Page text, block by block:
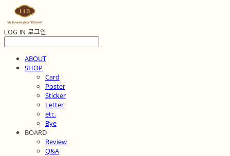
LOG IN 로그인
ABOUT
SHOP
Card
Poster
Sticker
Letter
etc.
Bye
BOARD
Review
Q&A